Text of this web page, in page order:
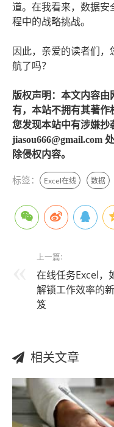
道。在我看来，数据安
程中的战略挑战。
因此，亲爱的读者们
航了吗？
版权声明：本文内容由
有，本站不拥有其著作
您发现本站中有涉嫌抄
jiasou666@gmail.com
除侵权内容。
标签： Excel在线 数据
上一篇:
在线任务Excel，
解锁工作效率的
笈
相关文章